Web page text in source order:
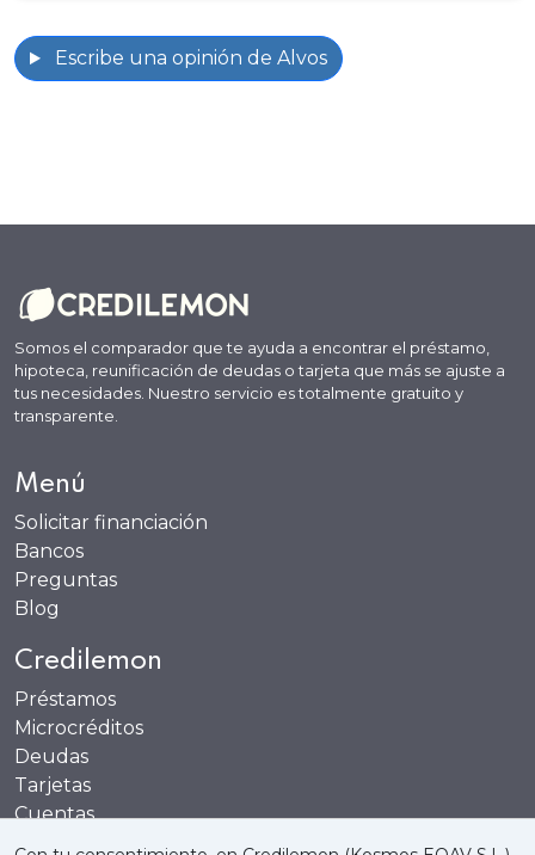
Escribe una opinión de Alvos
Somos el comparador que te ayuda a encontrar el préstamo,
hipoteca, reunificación de deudas o tarjeta que más se ajuste a
tus necesidades. Nuestro servicio es totalmente gratuito y
transparente.
Menú
Solicitar financiación
Bancos
Preguntas
Blog
Credilemon
Préstamos
Microcréditos
Deudas
Tarjetas
Cuentas
Recompensas